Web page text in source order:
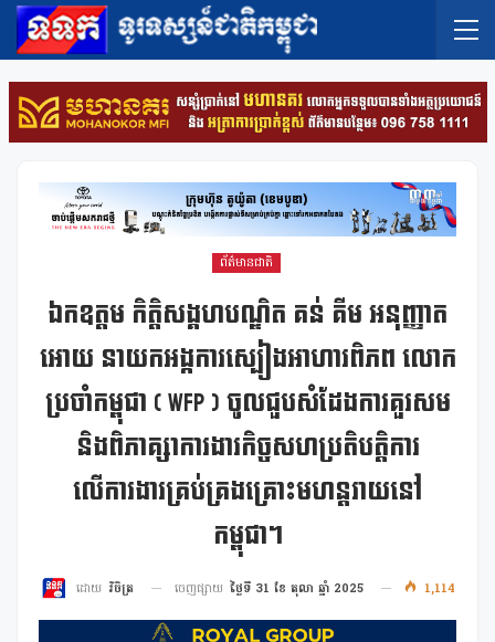
ព័ត៌មានជាតិ
ឯកឧត្តម កិត្តិសង្គហបណ្ឌិត គន់ គីម អនុញ្ញាត
អោយ នាយកអង្កការស្បៀងអាហារពិភព លោក
ប្រចាំកម្ពុជា ( WFP ) ចូលជួបសំដែងការគួរសម
និងពិភាគ្សាការងារកិច្ចសហប្រតិបត្តិការ
លើការងារគ្រប់គ្រងគ្រោះមហន្តរាយនៅ
កម្ពុជា។
ដោយ វិចិត្រ ចេញផ្សាយ ថ្ងៃទី 31 ខែ តុលា ឆ្នាំ 2025 1,114